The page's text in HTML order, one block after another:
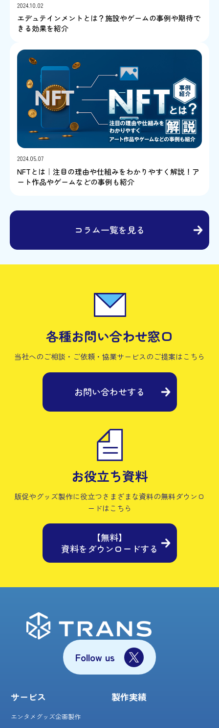
2024.10.02
エデュテインメントとは？施設やゲームの事例や期待で
きる効果を紹介
2024.05.07
NFTとは｜注目の理由や仕組みをわかりやすく解説！ア
ート作品やゲームなどの事例も紹介
コラム一覧を見る
各種お問い合わせ窓口
当社へのご相談・ご依頼・協業サービスのご提案はこちら
お問い合わせする
お役立ち資料
販促やグッズ製作に役立つさまざまな資料の無料ダウンロ
ードはこちら
【無料】
資料をダウンロードする
Follow us
サービス
エンタメグッズ企画製作
製作実績